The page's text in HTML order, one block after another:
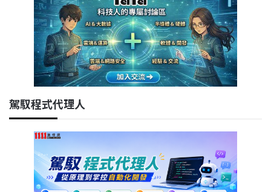
駕馭程式代理人